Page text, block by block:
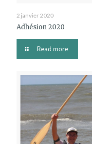
2 janvier 2020
Adhésion 2020
Read more